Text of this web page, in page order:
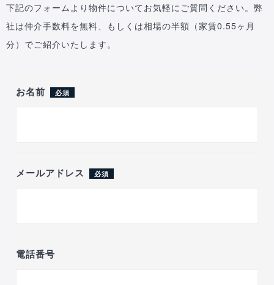
下記のフォームより物件についてお気軽にご質問ください。弊
社は仲介手数料を無料、もしくは相場の半額（家賃0.55ヶ月
分）でご紹介いたします。
お名前 必須
メールアドレス 必須
電話番号